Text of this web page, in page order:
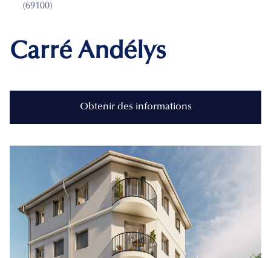
(69100)
Carré Andélys
Obtenir des informations